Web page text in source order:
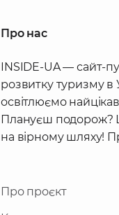
Про нас
INSIDE-UA — сайт-
розвитку туризму в
освітлюємо
Плануєш подорож?
на вірному шляху!
Про проєкт